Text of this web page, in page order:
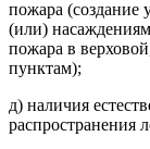
пожара
(или)
пожара в
пунктам);
д) наличия
распространения